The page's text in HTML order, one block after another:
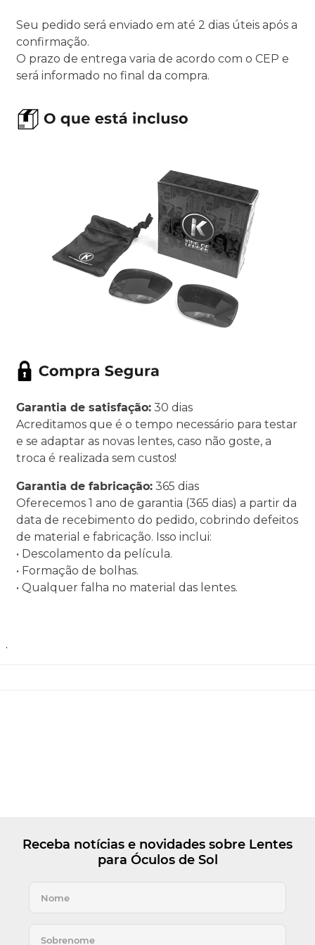
Seu pedido será enviado em até 2 dias úteis após a
confirmação.
O prazo de entrega varia de acordo com o CEP e
será informado no final da compra.
Garantia de satisfação: 30 dias
Acreditamos que é o tempo necessário para testar
e se adaptar as novas lentes, caso não goste, a
troca é realizada sem custos!
Garantia de fabricação: 365 dias
Oferecemos 1 ano de garantia (365 dias) a partir da
data de recebimento do pedido, cobrindo defeitos
de material e fabricação. Isso inclui:
• Descolamento da película.
• Formação de bolhas.
• Qualquer falha no material das lentes.
.
Receba notícias e novidades sobre Lentes
para Óculos de Sol